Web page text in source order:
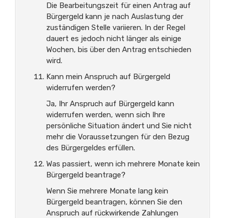
Die Bearbeitungszeit für einen Antrag auf
Bürgergeld kann je nach Auslastung der
zuständigen Stelle variieren. In der Regel
dauert es jedoch nicht länger als einige
Wochen, bis über den Antrag entschieden
wird.
Kann mein Anspruch auf Bürgergeld
widerrufen werden?
Ja, Ihr Anspruch auf Bürgergeld kann
widerrufen werden, wenn sich Ihre
persönliche Situation ändert und Sie nicht
mehr die Voraussetzungen für den Bezug
des Bürgergeldes erfüllen.
Was passiert, wenn ich mehrere Monate kein
Bürgergeld beantrage?
Wenn Sie mehrere Monate lang kein
Bürgergeld beantragen, können Sie den
Anspruch auf rückwirkende Zahlungen